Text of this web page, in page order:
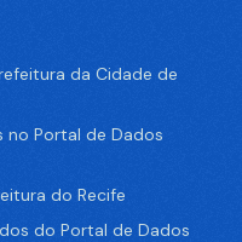
da Cidade de
no Portal de Dados
do Recife
do Portal de Dados